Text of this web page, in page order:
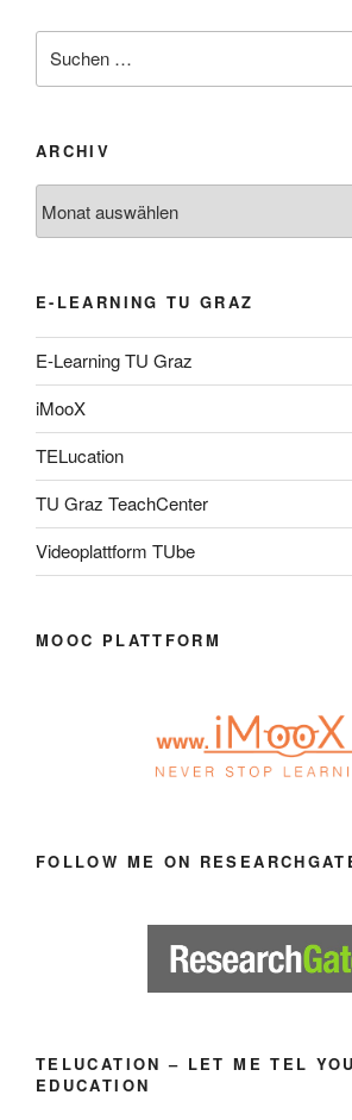
nach:
ARCHIV
E-LEARNING TU GRAZ
E-Learning TU Graz
iMooX
TELucation
TU Graz TeachCenter
Videoplattform TUbe
MOOC PLATTFORM
FOLLOW ME ON
TELUCATION – LET ME TEL
EDUCATION